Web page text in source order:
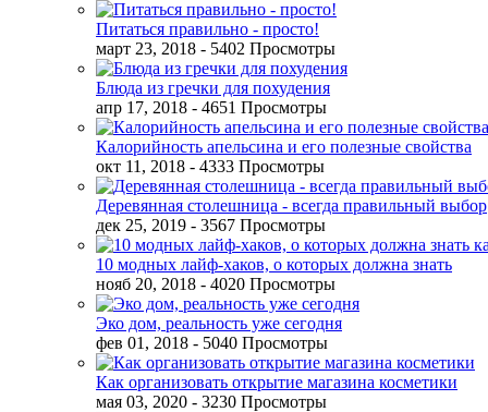
Питаться правильно - просто!
март 23, 2018 - 5402 Просмотры
Блюда из гречки для похудения
апр 17, 2018 - 4651 Просмотры
Калорийность апельсина и его полезные свойства
окт 11, 2018 - 4333 Просмотры
Деревянная столешница - всегда правильный выбор
дек 25, 2019 - 3567 Просмотры
10 модных лайф-хаков, о которых должна знать
нояб 20, 2018 - 4020 Просмотры
Эко дом, реальность уже сегодня
фев 01, 2018 - 5040 Просмотры
Как организовать открытие магазина косметики
мая 03, 2020 - 3230 Просмотры